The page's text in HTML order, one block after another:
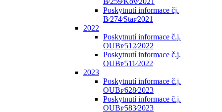
Poskytnutí informace čj.
B⁄274⁄Star⁄2021
2022
Poskytnutí informace č.j.
OUBr⁄512⁄2022
Poskytnutí informace č.j.
OUBr⁄511⁄2022
2023
Poskytnutí informace č.j.
OUBr⁄628⁄2023
Poskytnutí informace č.j.
OUBr⁄583⁄2023